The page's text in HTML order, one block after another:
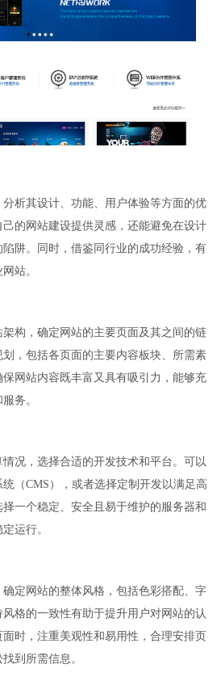
析其设计、功能、用户体验等方面的优
的网站建设提供灵感，还能避免在设计
阱。同时，借鉴同行业的成功经验，有
站。
构，确定网站的主要页面及其之间的链
，包括各页面的主要内容板块、所需素
网站内容既丰富又具有吸引力，能够充
务。
况，选择合适的开发技术和平台。可以
（CMS），或者选择定制开发以满足高
一个稳定、安全且易于维护的服务器和
运行。
定网站的整体风格，包括色彩搭配、字
格的一致性有助于提升用户对网站的认
时，注重美观性和易用性，合理安排页
到所需信息。